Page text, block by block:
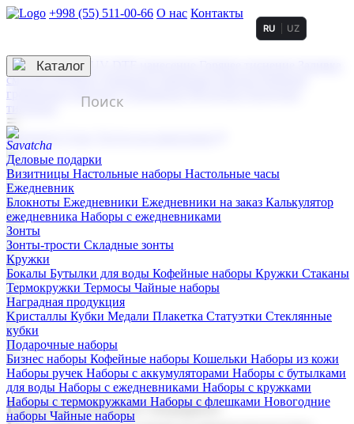
+998 (55) 511-00-66 О нас Контакты
3D гравировка
смолой (Doming)
гравировка твердая
тиснение
RU UZ
☰
Контакты
Каталог
Деловые подарки
Визитницы Настольные наборы Настольные часы
Ежедневник
Блокноты Ежедневники Ежедневники на заказ Калькулятор
ежедневника Наборы с ежедневниками
Зонты
Зонты-трости Складные зонты
Кружки
Бокалы Бутылки для воды Кофейные наборы Кружки Стаканы
Термокружки Термосы Чайные наборы
Наградная продукция
Kристаллы Кубки Медали Плакетка Статуэтки Стеклянные
кубки
Подарочные наборы
Бизнес наборы Кофейные наборы Кошельки Наборы из кожи
Наборы ручек Наборы с аккумуляторами Наборы с бутылками
для воды Наборы с ежедневниками Наборы с кружками
Наборы с термокружками Наборы с флешками Новогодние
наборы Чайные наборы
Корпоративные подарки